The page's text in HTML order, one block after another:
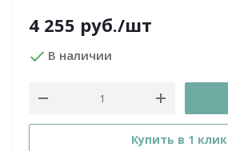
4 255 руб./шт
В наличии
Купить в 1 клик